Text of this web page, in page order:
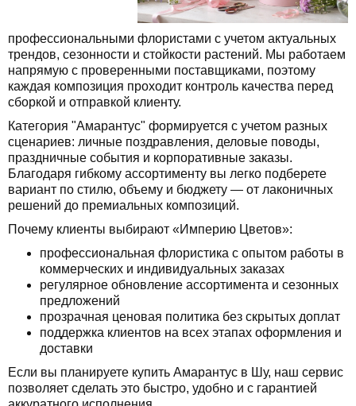
профессиональными флористами с учетом актуальных
трендов, сезонности и стойкости растений. Мы работаем
напрямую с проверенными поставщиками, поэтому
каждая композиция проходит контроль качества перед
сборкой и отправкой клиенту.
Категория "Амарантус" формируется с учетом разных
сценариев: личные поздравления, деловые поводы,
праздничные события и корпоративные заказы.
Благодаря гибкому ассортименту вы легко подберете
вариант по стилю, объему и бюджету — от лаконичных
решений до премиальных композиций.
Почему клиенты выбирают «Империю Цветов»:
профессиональная флористика с опытом работы в
коммерческих и индивидуальных заказах
регулярное обновление ассортимента и сезонных
предложений
прозрачная ценовая политика без скрытых доплат
поддержка клиентов на всех этапах оформления и
доставки
Если вы планируете купить Амарантус в Шу, наш сервис
позволяет сделать это быстро, удобно и с гарантией